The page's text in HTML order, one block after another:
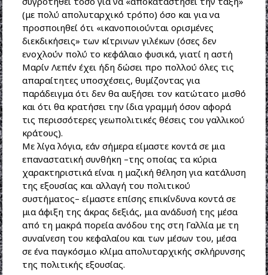
(με πολύ απολυταρχικό τρόπο) όσο και για να
προσποιηθεί ότι «ικανοποιούνται ορισμένες
διεκδικήσεις» των κίτρινων γιλέκων (όσες δεν
ενοχλούν πολύ το κεφάλαιο φυσικά, γιατί η αστή
Μαρίν Λεπέν έχει ήδη δώσει προ πολλού όλες τις
απαραίτητες υποσχέσεις, θυμίζοντας για
παράδειγμα ότι δεν θα αυξήσει τον κατώτατο μισθό
και ότι θα κρατήσει την ίδια γραμμή όσον αφορά
τις περισσότερες γεωπολιτικές θέσεις του γαλλικού
κράτους).
Με λίγα λόγια, εάν σήμερα είμαστε κοντά σε μια
επαναστατική συνθήκη –της οποίας τα κύρια
χαρακτηριστικά είναι η μαζική θέληση για κατάλυση
της εξουσίας και αλλαγή του πολιτικού
συστήματος– είμαστε επίσης επικίνδυνα κοντά σε
μια άφιξη της άκρας δεξιάς, μια ανάδυσή της μέσα
από τη μακρά πορεία ανόδου της στη Γαλλία με τη
συναίνεση του κεφαλαίου και των μέσων του, μέσα
σε ένα παγκόσμιο κλίμα απολυταρχικής σκλήρυνσης
της πολιτικής εξουσίας.